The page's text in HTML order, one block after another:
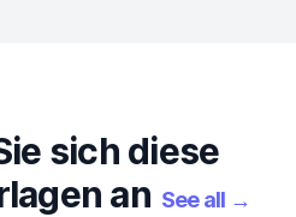
sich diese
an See all →